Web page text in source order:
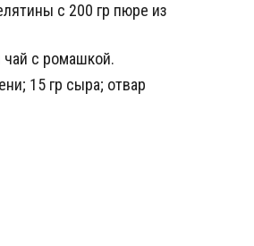
с 200 гр пюре из
с ромашкой.
15 гр сыра; отвар